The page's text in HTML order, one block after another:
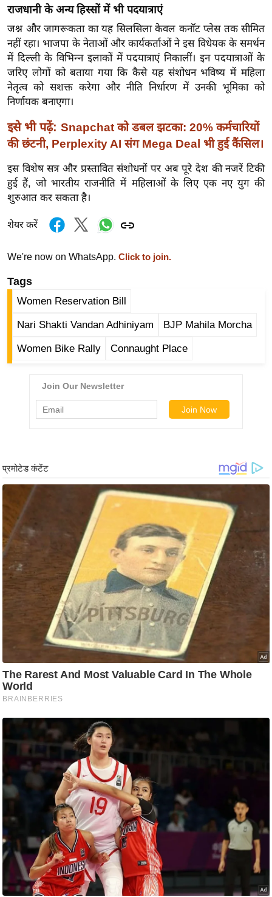
ग
त
ऑ
टो
व
र्ल्ड
न्यू
ज
ब्री
म
नो
रं
ज
ज
त
बॉ
ली
ड
स
मी
B
e
a
i
N
e
w
s
फ
स्टा
ल
लॉ
जी
ब्यू
टी
राजधानी के अन्य हिस्सों में भी पदयात्राएं
जश्न और जागरूकता का यह सिलसिला केवल कनॉट प्लेस तक सीमित
नहीं रहा। भाजपा के नेताओं और कार्यकर्ताओं ने इस विधेयक के समर्थन
में दिल्ली के विभिन्न इलाकों में पदयात्राएं निकालीं। इन पदयात्राओं के
जरिए लोगों को बताया गया कि कैसे यह संशोधन भविष्य में महिला
नेतृत्व को सशक्त करेगा और नीति निर्धारण में उनकी भूमिका को
निर्णायक बनाएगा।
इसे भी पढ़ें: Snapchat को डबल झटका: 20% कर्मचारियों
की छंटनी, Perplexity AI संग Mega Deal भी हुई कैंसिल।
इस विशेष सत्र और प्रस्तावित संशोधनों पर अब पूरे देश की नजरें टिकी
हुई हैं, जो भारतीय राजनीति में महिलाओं के लिए एक नए युग की
शुरुआत कर सकता है।
शेयर करें
We're now on WhatsApp. Click to join.
Tags
Women Reservation Bill
Nari Shakti Vandan Adhiniyam BJP Mahila Morcha
Women Bike Rally Connaught Place